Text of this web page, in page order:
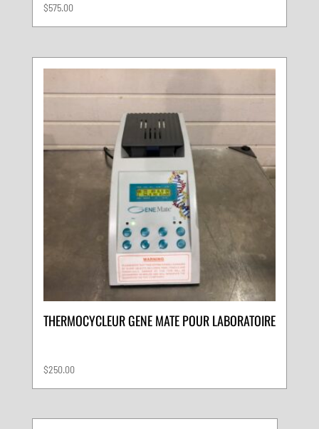
$575.00
THERMOCYCLEUR GENE MATE POUR LABORATOIRE
$250.00